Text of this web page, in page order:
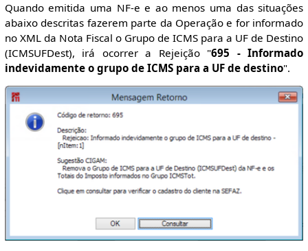
Quando emitida uma NF-e e ao menos uma das situações
abaixo descritas fazerem parte da Operação e for informado
no XML da Nota Fiscal o Grupo de ICMS para a UF de Destino
(ICMSUFDest), irá ocorrer a Rejeição "695 - Informado
indevidamente o grupo de ICMS para a UF de destino".